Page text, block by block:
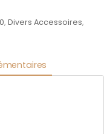
,Divers Accessoires,